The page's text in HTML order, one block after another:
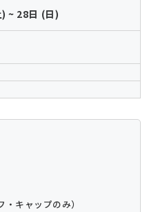
~ 28日 (日)
キャップのみ）